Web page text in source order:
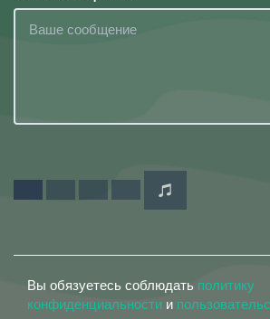
Вы обязуетесь соблюдать политику
конфиденциальности и